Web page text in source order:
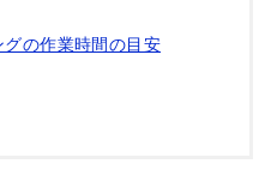
の作業時間の目安